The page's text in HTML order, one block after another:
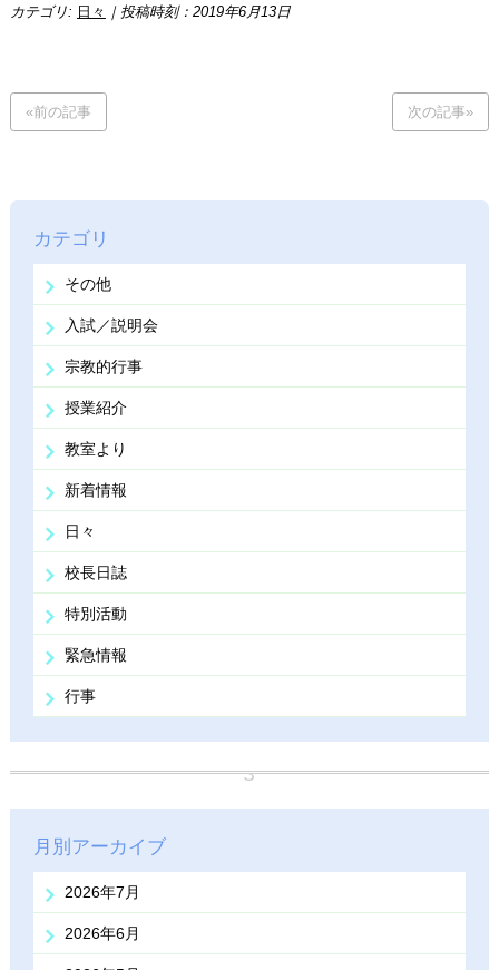
カテゴリ: 日々 ｜投稿時刻：2019年6月13日
«前の記事 次の記事»
カテゴリ
その他
入試／説明会
宗教的行事
授業紹介
教室より
新着情報
日々
校長日誌
特別活動
緊急情報
行事
月別アーカイブ
2026年7月
2026年6月